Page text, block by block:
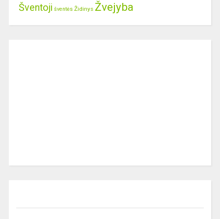
Šventoji šventės Židinys Žvejyba